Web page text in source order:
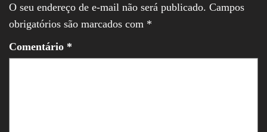
O seu endereço de e-mail não será publicado. Campos
obrigatórios são marcados com *
Comentário *